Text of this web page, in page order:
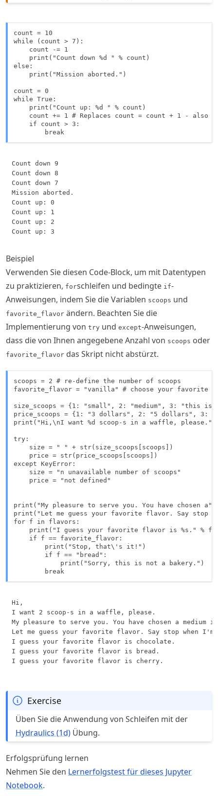
count = 10
while (count > 7):
    count -= 1
    print("Count down %d " % count)
else:
    print("Mission aborted.")
count = 0
while True:
    print("Count up: %d " % count)
count += 1 # Replaces count = count + 1 - also
    if count > 3:
        break
Count down 9
Count down 8
Count down 7
Mission aborted.
Count up: 0
Count up: 1
Count up: 2
Beispiel
Verwenden Sie diesen Code-Block, um mit Datentypen
zu praktizieren, forschleifen und bedingte if-
Anweisungen, indem Sie die Variablen scoops und
favorite_flavor ändern. Beachten Sie die
Implementierung von try und except-Anweisungen,
dass die von Ihnen angegebene Anzahl von scoops oder
favorite_flavor das Skript nicht abstürzt.
scoops = 2 # re-define the number of scoops
favorite_flavor = "vanilla" # choose your favorite
size_scoops = {1: "small", 2: "medium", 3: "this is
price_scoops = {1: "3 dollars", 2: "5 dollars", 3:
print("Hi,\nI want %d scoop-s in a waffle, please."
try:
    size = " " + str(size_scoops[scoops])
    price = str(price_scoops[scoops])
except KeyError:
    size = "n unavailable number of scoops"
    price = "not defined"
print("My pleasure to serve you. You have
print("Let me guess your favorite flavor. Say stop
for f in flavors:
    print("I guess your favorite flavor is %s." % f)
    if f == favorite_flavor:
        print("Stop, that\'s it!")
        if f == "bread":
            print("Sorry, this is not a bakery.")
Hi,
I want 2 scoop-s in a waffle, please.
My pleasure to serve you. You have chosen a
Let me guess your favorite flavor. Say stop when
I guess your favorite flavor is chocolate.
I guess your favorite flavor is bread.
Exercise
Üben Sie die Anwendung von Schleifen mit der
Hydraulics (1d) Übung.
Erfolgsprüfung lernen
Nehmen Sie den Lernerfolgstest für dieses Jupyter
Notebook.